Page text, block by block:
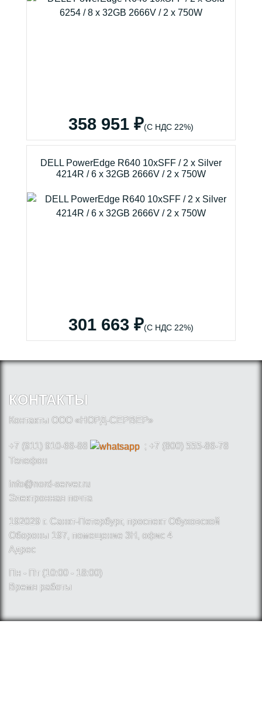
358 951 ₽(С НДС 22%)
DELL PowerEdge R640 10xSFF / 2 x Silver
4214R / 6 x 32GB 2666V / 2 x 750W
301 663 ₽(С НДС 22%)
КОНТАКТЫ
Контакты ООО «НОРД-СЕРВЕР»
+7 (911) 910-66-88
; +7 (800) 555-86-78
Телефон
info@nord-server.ru
Электронная почта
192029 г. Санкт-Петербург, проспект Обуховской
Обороны 197, помещение 3Н, офис 4
Адрес
Пн - Пт (10:00 - 18:00)
Время работы